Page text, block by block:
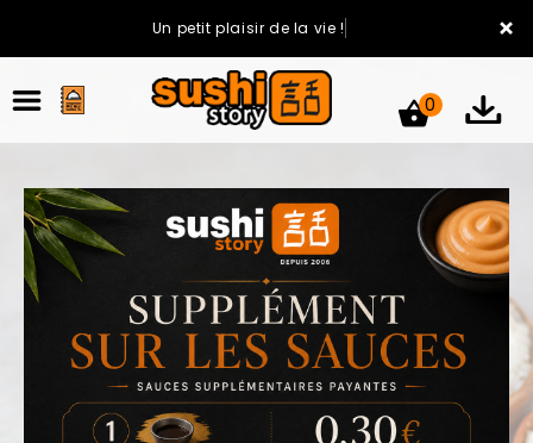
×
Un petit plaisir de la vie !
ACCUEIL
LA CARTE
0